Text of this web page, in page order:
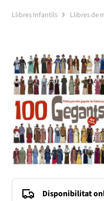
Llibres Infantils Llibres de
Disponibilitat